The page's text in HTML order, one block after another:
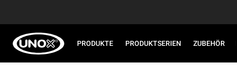
PRODUKTE PRODUKTSERIEN ZUBEHÖR